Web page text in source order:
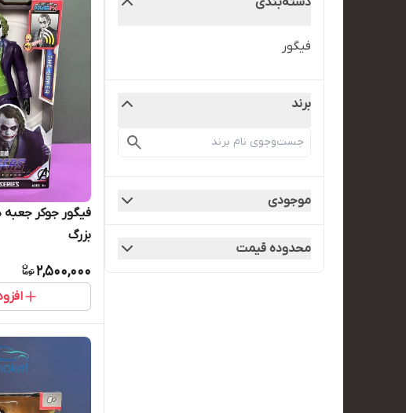
فیگور
برند
موجودی
محدوده قیمت
فیگور جوکر جعبه
بزرگ
2,500,000